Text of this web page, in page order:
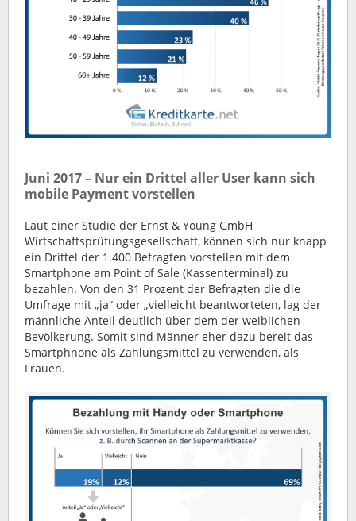
Juni 2017 – Nur ein Drittel aller User kann sich
mobile Payment vorstellen
Laut einer Studie der Ernst & Young GmbH
Wirtschaftsprüfungsgesellschaft, können sich nur knapp
ein Drittel der 1.400 Befragten vorstellen mit dem
Smartphone am Point of Sale (Kassenterminal) zu
bezahlen. Von den 31 Prozent der Befragten die die
Umfrage mit „ja“ oder „vielleicht beantworteten, lag der
männliche Anteil deutlich über dem der weiblichen
Bevölkerung. Somit sind Männer eher dazu bereit das
Smartphnone als Zahlungsmittel zu verwenden, als
Frauen.